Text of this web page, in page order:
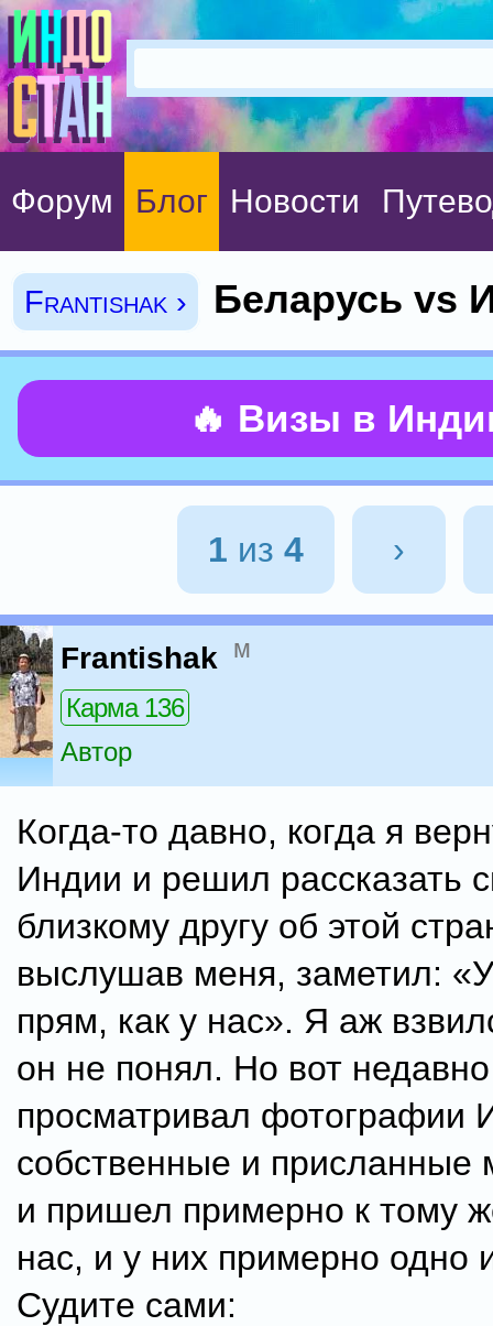
Форум Блог Новости
Frantishak › Беларусь vs
🔥 Визы в
1 из 4 ›
Frantishak м
Карма 136
Автор
Когда-то давно, когда я
Индии и решил рассказать
близкому другу об этой
выслушав меня, заметил:
прям, как у нас». Я аж
он не понял. Но вот недавно
просматривал фотографии
собственные и присланные
и пришел примерно к тому
нас, и у них примерно одно
Судите сами: